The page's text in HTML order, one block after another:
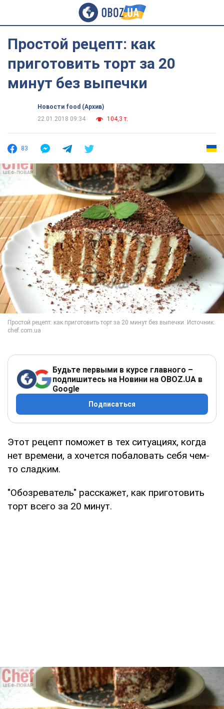
Простой рецепт: как
приготовить торт за 20
минут без выпечки
Новости food (Архив)
22.01.2018 09:34
104,3 т.
83
Будьте первыми в курсе главного –
подпишитесь на Новини на OBOZ.UA в
Google
Подписаться
Этот рецепт поможет в тех ситуациях, когда
нет времени, а хочется побаловать себя чем-
то сладким.
"Обозреватель" расскажет, как приготовить
торт всего за 20 минут.